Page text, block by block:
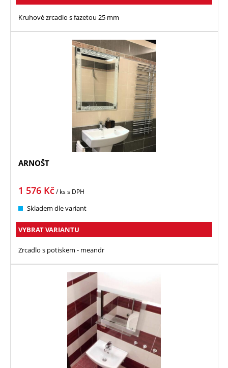
Kruhové zrcadlo s fazetou 25 mm
ARNOŠT
1 576 Kč/ kss DPH
Skladem dle variant
VYBRAT VARIANTU
Zrcadlo s potiskem - meandr